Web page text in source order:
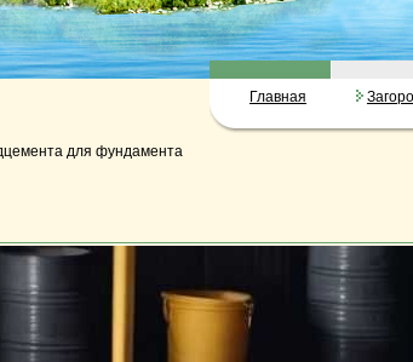
Главная
для фундамента